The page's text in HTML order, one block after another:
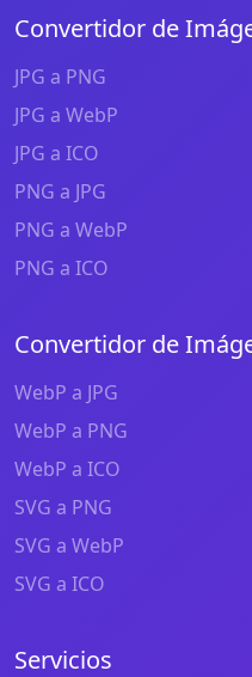
Convertidor de
JPG a PNG
JPG a WebP
JPG a ICO
PNG a JPG
PNG a WebP
PNG a ICO
Convertidor de
WebP a JPG
WebP a PNG
WebP a ICO
SVG a PNG
SVG a WebP
SVG a ICO
Servicios